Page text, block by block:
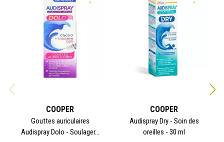
COOPER
Gouttes auriculaires
Audispray Dolo - Soulager...
COOPER
Audispray Dry - Soin des
oreilles - 30 ml